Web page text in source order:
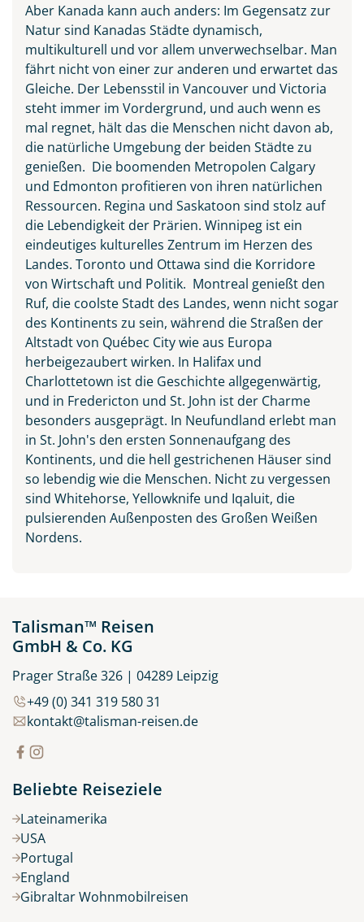
Aber Kanada kann auch anders: Im Gegensatz zur
Natur sind Kanadas Städte dynamisch,
multikulturell und vor allem unverwechselbar. Man
fährt nicht von einer zur anderen und erwartet das
Gleiche. Der Lebensstil in Vancouver und Victoria
steht immer im Vordergrund, und auch wenn es
mal regnet, hält das die Menschen nicht davon ab,
die natürliche Umgebung der beiden Städte zu
genießen. Die boomenden Metropolen Calgary
und Edmonton profitieren von ihren natürlichen
Ressourcen. Regina und Saskatoon sind stolz auf
die Lebendigkeit der Prärien. Winnipeg ist ein
eindeutiges kulturelles Zentrum im Herzen des
Landes. Toronto und Ottawa sind die Korridore
von Wirtschaft und Politik. Montreal genießt den
Ruf, die coolste Stadt des Landes, wenn nicht sogar
des Kontinents zu sein, während die Straßen der
Altstadt von Québec City wie aus Europa
herbeigezaubert wirken. In Halifax und
Charlottetown ist die Geschichte allgegenwärtig,
und in Fredericton und St. John ist der Charme
besonders ausgeprägt. In Neufundland erlebt man
in St. John's den ersten Sonnenaufgang des
Kontinents, und die hell gestrichenen Häuser sind
so lebendig wie die Menschen. Nicht zu vergessen
sind Whitehorse, Yellowknife und Iqaluit, die
pulsierenden Außenposten des Großen Weißen
Nordens.
Talisman™ Reisen
GmbH & Co. KG
Prager Straße 326 | 04289 Leipzig
+49 (0) 341 319 580 31
kontakt@talisman-reisen.de
Beliebte Reiseziele
Lateinamerika
USA
Portugal
England
Gibraltar Wohnmobilreisen